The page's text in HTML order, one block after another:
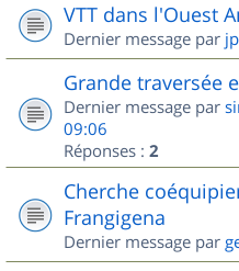
VTT dans l'Ouest
Dernier message par
Grande traversée
Dernier message par
09:06
Réponses : 2
Cherche
Frangigena
Dernier message par